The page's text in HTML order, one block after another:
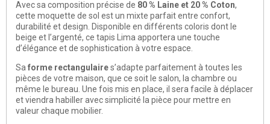
Avec sa composition précise de 80 % Laine et 20 % Coton,
cette moquette de sol est un mixte parfait entre confort,
durabilité et design. Disponible en différents coloris dont le
beige et l’argenté, ce tapis Lima apportera une touche
d’élégance et de sophistication à votre espace.
Sa forme rectangulaires’adapte parfaitement à toutes les
pièces de votre maison, que ce soit le salon, la chambre ou
même le bureau. Une fois mis en place, il sera facile à déplacer
et viendra habiller avec simplicité la pièce pour mettre en
valeur chaque mobilier.